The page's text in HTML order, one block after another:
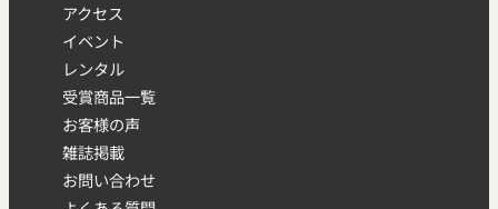
アクセス
イベント
レンタル
受賞商品一覧
お客様の声
雑誌掲載
お問い合わせ